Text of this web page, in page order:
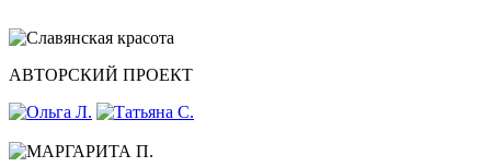
АВТОРСКИЙ ПРОЕКТ